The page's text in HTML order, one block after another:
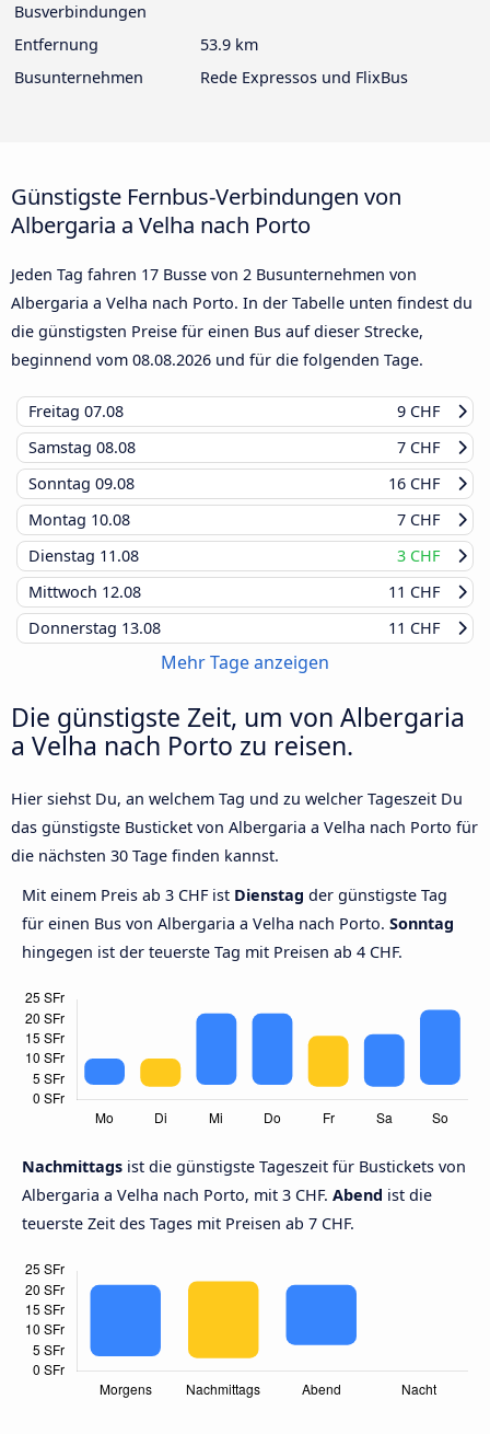
Busverbindungen
Entfernung
53.9 km
Busunternehmen
Rede Expressos und FlixBus
Günstigste Fernbus-Verbindungen von
Albergaria a Velha nach Porto
Jeden Tag fahren 17 Busse von 2 Busunternehmen von
Albergaria a Velha nach Porto. In der Tabelle unten findest du
die günstigsten Preise für einen Bus auf dieser Strecke,
beginnend vom 08.08.2026 und für die folgenden Tage.
Freitag 07.08
9 CHF
Samstag 08.08
7 CHF
Sonntag 09.08
16 CHF
Montag 10.08
7 CHF
Dienstag 11.08
3 CHF
Mittwoch 12.08
11 CHF
Donnerstag 13.08 11 CHF
Mehr Tage anzeigen
Die günstigste Zeit, um von Albergaria
a Velha nach Porto zu reisen.
Hier siehst Du, an welchem Tag und zu welcher Tageszeit Du
das günstigste Busticket von Albergaria a Velha nach Porto für
die nächsten 30 Tage finden kannst.
Mit einem Preis ab 3 CHF ist Dienstag der günstigste Tag
für einen Bus von Albergaria a Velha nach Porto. Sonntag
hingegen ist der teuerste Tag mit Preisen ab 4 CHF.
Nachmittags ist die günstigste Tageszeit für Bustickets von
Albergaria a Velha nach Porto, mit 3 CHF. Abend ist die
teuerste Zeit des Tages mit Preisen ab 7 CHF.